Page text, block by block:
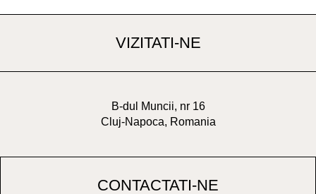
VIZITATI-NE
B-dul Muncii, nr 16
Cluj-Napoca, Romania
CONTACTATI-NE